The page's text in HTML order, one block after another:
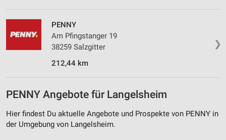
❯
PENNY
Am Pfingstanger 19
38259 Salzgitter
212,44 km
PENNY Angebote für Langelsheim
Hier findest Du aktuelle Angebote und Prospekte von PENNY in
der Umgebung von Langelsheim.
Performance